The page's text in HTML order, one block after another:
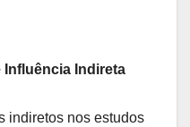
Influência Indireta
indiretos nos estudos